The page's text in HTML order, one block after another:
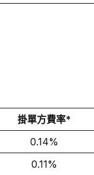
掛單方費率*
0.14%
0.11%